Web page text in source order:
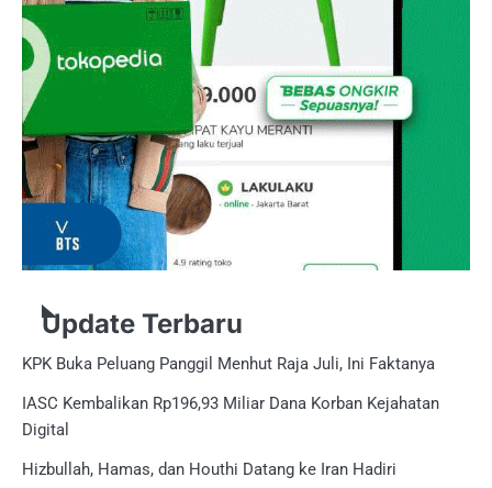
Update Terbaru
KPK Buka Peluang Panggil Menhut Raja Juli, Ini Faktanya
IASC Kembalikan Rp196,93 Miliar Dana Korban Kejahatan
Digital
Hizbullah, Hamas, dan Houthi Datang ke Iran Hadiri